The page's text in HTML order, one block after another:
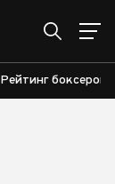
Рейтинг боксеров